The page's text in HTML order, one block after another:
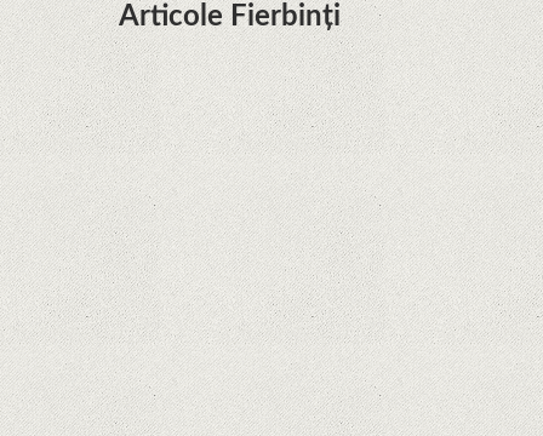
Articole Fierbinți
Dota Anime venind la Netflix în această lună de
la Legenda Korra Studio Mir
Curtea Supremă reglementează în favoarea
Google în Oracle Java Fight
Zvon: aplicațiile Google nu se mai pot instala pe
terminalele Huawei cu procesoare Kirin
Huawei P50 primeşte o posibilă dată de lansare